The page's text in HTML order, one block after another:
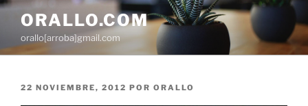
Saltar
contenido
ORALLO.COM
orallo[arroba]gmail.com
PUBLICADO
22 NOVIEMBRE, 2012 POR ORALLO